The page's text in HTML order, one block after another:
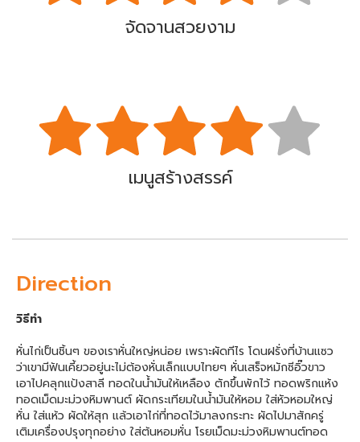
จัดจานสวยงาม
เมนูสร้างสรรค์
Direction
วิธีทำ
หั่นไก่เป็นชิ้นๆ ของเราหั่นใหญ่หน่อย เพราะผัดทีไร โดนฝรั่งที่บ้านแซว
ว่าเขามีฟันเคี้ยวอยู่นะไม่ต้องหั่นเล็กแบบไทยๆ หั่นเสร็จหมักซีอิ๊วขาว
เอาไปคลุกแป้งสาลี ทอดในน้ำมันให้เหลือง ตักขึ้นพักไว้ ทอดพริกแห้ง
ทอดเม็ดมะม่วงหิมพานต์ ผัดกระเทียมในน้ำมันให้หอม ใส่หัวหอมใหญ่
หั่น ใส่แห้ว ผัดให้สุก แล้วเอาไก่ที่ทอดไว้มาลงกระทะ ผัดไปมาสักครู่
เติมเครื่องปรุงทุกอย่าง ใส่ต้นหอมหั่น โรยเม็ดมะม่วงหิมพานต์ทอด